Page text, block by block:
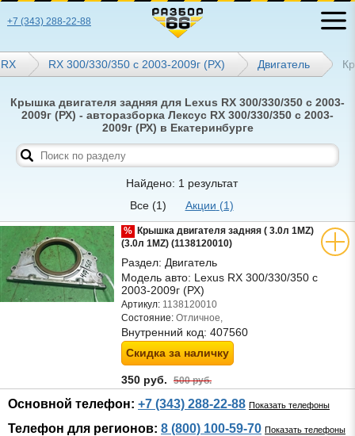
+7 (343) 288-22-88
RX RX 300/330/350 с 2003-2009г (РХ) Двигатель
Крышка двигателя задняя для Lexus RX 300/330/350 с 2003-
2009г (РХ) - авторазборка Лексус RX 300/330/350 с 2003-
2009г (РХ) в Екатеринбурге
Найдено: 1 результат
Все (1) Акции (1)
% Крышка двигателя задняя ( 3.0л 1MZ)
(3.0л 1MZ) (1138120010)
Раздел: Двигатель
Модель авто: Lexus RX 300/330/350 с
2003-2009г (РХ)
Артикул: 1138120010
Состояние: Отличное,
Внутренний код: 407560
Скидка за наличку
350 руб. 500 руб.
Основной телефон: +7 (343) 288-22-88 Показать телефоны
Телефон для регионов: 8 (800) 100-59-70 Показать телефоны